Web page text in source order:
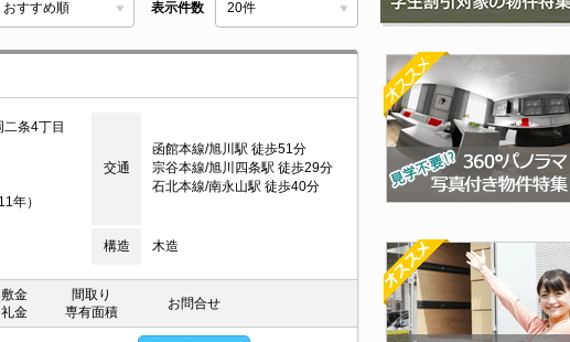
表示件数
条4丁目
交通
函館本線/旭川駅 徒歩51分
宗谷本線/旭川四条駅 徒歩29分
石北本線/南永山駅 徒歩40分
年）
構造 木造
敷金
礼金
間取り
専有面積
お問合せ